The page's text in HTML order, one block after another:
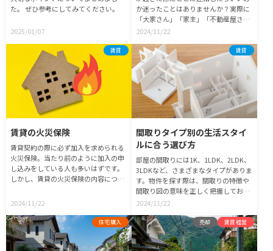
た。 ぜひ参考にしてみてください。
2025/01/07
か迷ったことはありませんか？実際に
「大家さん」「家主」「不動産屋さ
ん」「管理会社」の誰に連絡を取った
ます。今回はこれらの違いについてご
紹介していきます。
2024/11/22
賃貸
賃貸の火災保険
賃貸契約の際に必ず加入を求められる
火災保険。当たり前のように加入の申
し込みをしている人も多いはずです。
しかし、賃貸の火災保険の内容につい
険とはどのようなものなのか、本当に
必要なものか、保険料や補償額の相場
は適正なのか情報をきちんと理解しま
しょう。
2024/11/22
賃貸
間取りタイプ別の生活スタイ
ルに合う選び方
部屋の間取りには1K、1LDK、2LDK、
3LDKなど、さまざまなタイプがありま
す。物件を探す際は、間取りの特徴や
間取り図の意味を正しく把握しておき
ましょう。ここでは、間取りの特徴
す。初めて一人暮らしをする人や、引
越しを検討している人は、ぜひ参考に
してください。
2024/11/22
住宅購入 売却 賃貸経営